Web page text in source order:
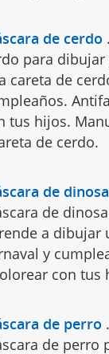
de cerdo
para
careta de
tus hijos.
de cerdo.
de
de
a dibujar
y
con tus
de perro .
de perro